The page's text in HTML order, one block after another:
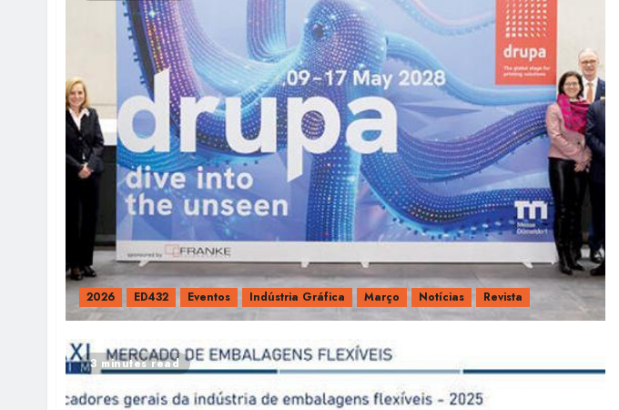
2026 ED432 Eventos Indústria Gráfica Março Notícias Revista
3 minutes read